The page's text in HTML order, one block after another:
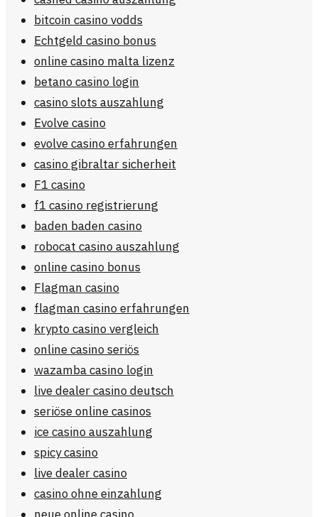
bitcoin casino vodds
Echtgeld casino bonus
online casino malta lizenz
betano casino login
casino slots auszahlung
Evolve casino
evolve casino erfahrungen
casino gibraltar sicherheit
F1 casino
f1 casino registrierung
baden baden casino
robocat casino auszahlung
online casino bonus
Flagman casino
flagman casino erfahrungen
krypto casino vergleich
online casino seriös
wazamba casino login
live dealer casino deutsch
seriöse online casinos
ice casino auszahlung
spicy casino
live dealer casino
casino ohne einzahlung